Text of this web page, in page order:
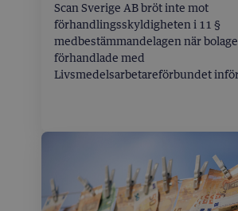
Scan Sverige AB bröt inte mot
förhandlingsskyldigheten i 11 §
medbestämmandelagen när
förhandlade med
Livsmedelsarbetareförbundet
leverantörsavtal avvisas – eftersom
inte tvisteförhandlats enligt
förhandlingsordningen.